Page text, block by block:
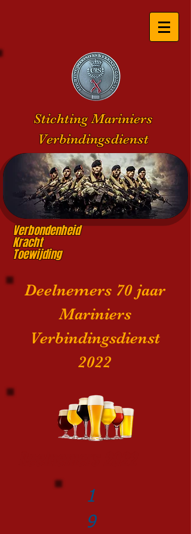
Stichting Mariniers
Verbindingsdienst
Verbondenheid
Kracht
Toewijding
Deelnemers 70 jaar
Mariniers
Verbindingsdienst
2022
1
9